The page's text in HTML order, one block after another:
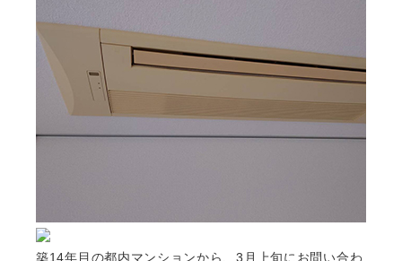
築14年目の都内マンションから、3月上旬にお問い合わ